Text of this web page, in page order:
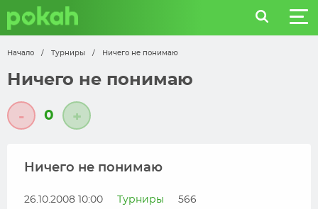
Начало / Турниры / Ничего не понимаю
Ничего не понимаю
- 0 +
Ничего не понимаю
26.10.2008 10:00 Турниры 566